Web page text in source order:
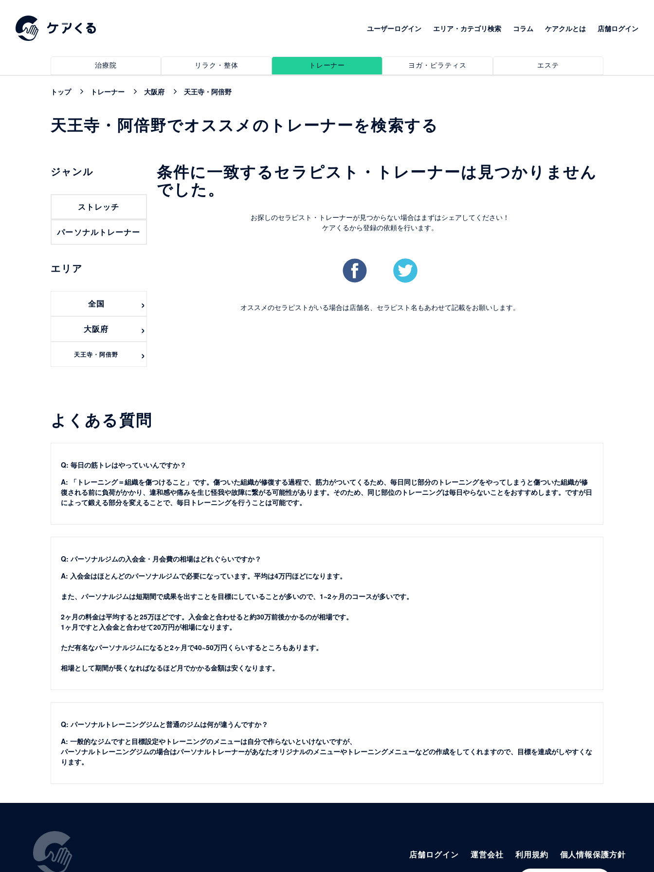
ユーザーログイン エリア・カテゴリ検索 コラム ケアクルとは 店舗ログイン
治療院 リラク・整体 トレーナー ヨガ・ピラティス エステ
トップ トレーナー 大阪府 天王寺・阿倍野
天王寺・阿倍野でオススメのトレーナーを検索する
ジャンル
ストレッチ
パーソナルトレーナー
エリア
全国
大阪府
天王寺・阿倍野
条件に一致するセラピスト・トレーナーは見つかりません
でした。
お探しのセラピスト・トレーナーが見つからない場合はまずはシェアしてください！
ケアくるから登録の依頼を行います。
オススメのセラピストがいる場合は店舗名、セラピスト名もあわせて記載をお願いします。
よくある質問
Q: 毎日の筋トレはやっていいんですか？
A: 「トレーニング＝組織を傷つけること」です。傷ついた組織が修復する過程で、筋力がついてくるため、毎日同じ部分のトレーニングをやってしまうと傷ついた組織が修
復される前に負荷がかかり、違和感や痛みを生じ怪我や故障に繋がる可能性があります。そのため、同じ部位のトレーニングは毎日やらないことをおすすめします。ですが日
によって鍛える部分を変えることで、毎日トレーニングを行うことは可能です。
Q: パーソナルジムの入会金・月会費の相場はどれぐらいですか？
A: 入会金はほとんどのパーソナルジムで必要になっています。平均は4万円ほどになります。
また、パーソナルジムは短期間で成果を出すことを目標にしていることが多いので、1~2ヶ月のコースが多いです。
2ヶ月の料金は平均すると25万ほどです。入会金と合わせると約30万前後かかるのが相場です。
1ヶ月ですと入会金と合わせて20万円が相場になります。
ただ有名なパーソナルジムになると2ヶ月で40~50万円くらいするところもあります。
相場として期間が長くなればなるほど月でかかる金額は安くなります。
Q: パーソナルトレーニングジムと普通のジムは何が違うんですか？
A: 一般的なジムですと目標設定やトレーニングのメニューは自分で作らないといけないですが、
パーソナルトレーニングジムの場合はパーソナルトレーナーがあなたオリジナルのメニューやトレーニングメニューなどの作成をしてくれますので、目標を達成がしやすくな
ります。
店舗ログイン 運営会社 利用規約 個人情報保護方針